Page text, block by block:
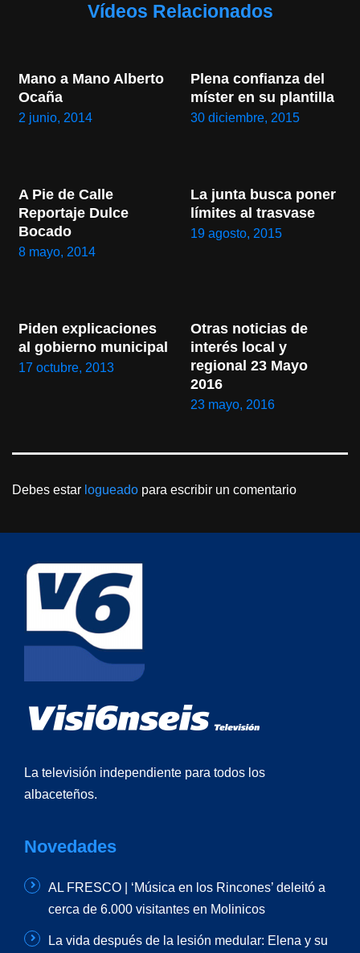
Vídeos Relacionados
Mano a Mano Alberto
Ocaña
2 junio, 2014
Plena confianza del
míster en su plantilla
30 diciembre, 2015
A Pie de Calle
Reportaje Dulce
Bocado
8 mayo, 2014
La junta busca poner
límites al trasvase
19 agosto, 2015
Piden explicaciones
al gobierno municipal
17 octubre, 2013
Otras noticias de
interés local y
regional 23 Mayo
2016
23 mayo, 2016
Debes estar logueado para escribir un comentario
La televisión independiente para todos los
albaceteños.
Novedades
AL FRESCO | ‘Música en los Rincones’ deleitó a
cerca de 6.000 visitantes en Molinicos
La vida después de la lesión medular: Elena y su